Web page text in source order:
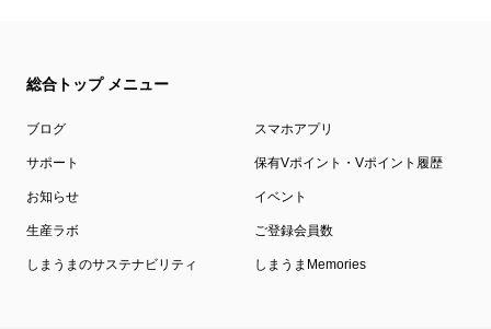
総合トップ メニュー
ブログ スマホアプリ
サポート 保有Vポイント・Vポイント履歴
お知らせ イベント
生産ラボ ご登録会員数
しまうまのサステナビリティ しまうまMemories